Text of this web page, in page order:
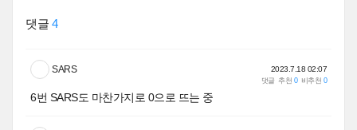
댓글 4
SARS 2023.7.18 02:07
댓글 추천 0 비추천 0
6번 SARS도 마찬가지로 0으로 뜨는 중